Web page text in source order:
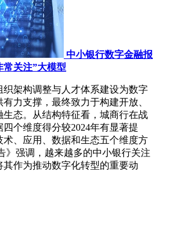
中小银行数字金融报
常关注”大模型
架构调整与人才体系建设为数字
力支撑，最终致力于构建开放、
态。从结构特征看，城商行在战
个维度得分较2024年有显著提
术、应用、数据和生态五个维度方
》强调，越来越多的中小银行关注
作为推动数字化转型的重要动